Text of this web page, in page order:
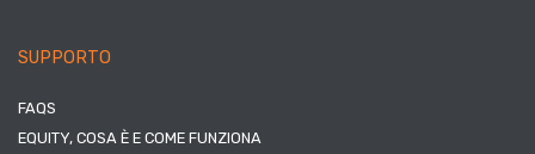
SUPPORTO
FAQS
EQUITY, COSA È E COME FUNZIONA